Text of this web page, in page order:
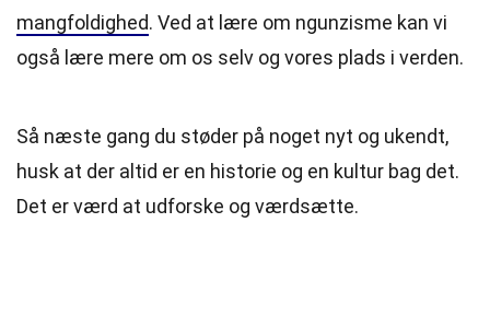
mangfoldighed. Ved at lære om ngunzisme kan vi
også lære mere om os selv og vores plads i verden.
Så næste gang du støder på noget nyt og ukendt,
husk at der altid er en historie og en kultur bag det.
Det er værd at udforske og værdsætte.